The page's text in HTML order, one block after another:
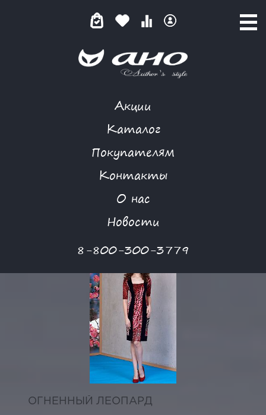
Акции
Каталог
Покупателям
Контакты
О нас
Новости
8-800-300-3779
КАТАЛОГ ТОВАРОВ
ОГНЕННЫЙ ЛЕОПАРД